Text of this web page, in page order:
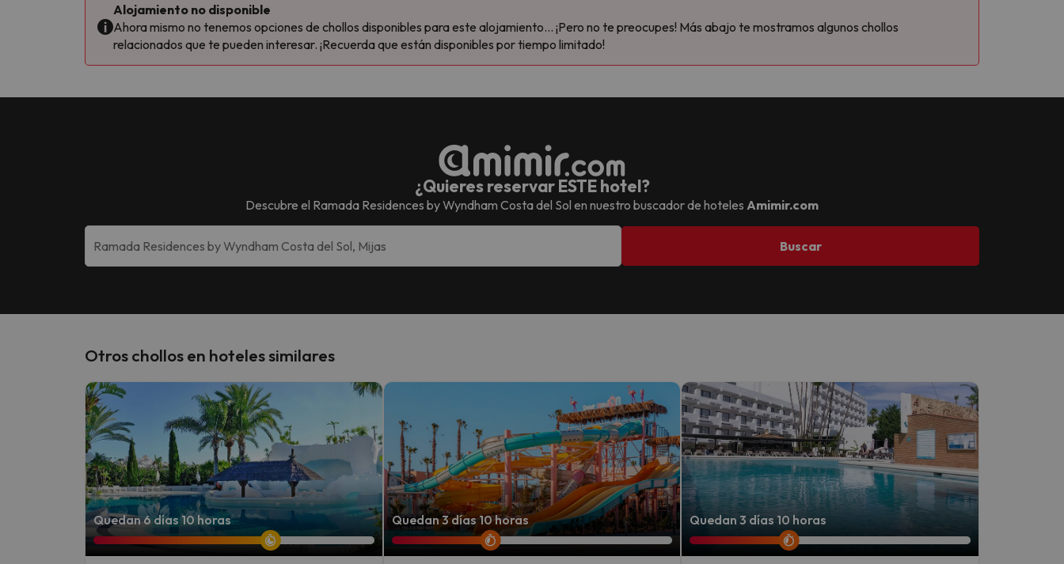
Alojamiento no disponible
Ahora mismo no tenemos opciones de chollos disponibles para este alojamiento... ¡Pero no te preocupes! Más abajo te mostramos algunos chollos
relacionados que te pueden interesar. ¡Recuerda que están disponibles por tiempo limitado!
¿Quieres reservar ESTE hotel?
Descubre el Ramada Residences by Wyndham Costa del Sol en nuestro buscador de hoteles Amimir.com
Buscar
Otros chollos en hoteles similares
Quedan 6 días 10 horas Quedan 3 días 10 horas Quedan 3 días 10 horas